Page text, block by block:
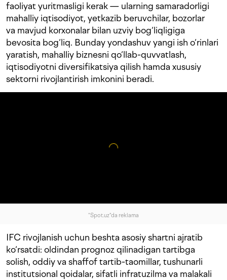
faoliyat yuritmasligi kerak — ularning samaradorligi
mahalliy iqtisodiyot, yetkazib beruvchilar, bozorlar
va mavjud korxonalar bilan uzviy bog‘liqligiga
bevosita bog‘liq. Bunday yondashuv yangi ish o‘rinlari
yaratish, mahalliy biznesni qo‘llab-quvvatlash,
iqtisodiyotni diversifikatsiya qilish hamda xususiy
sektorni rivojlantirish imkonini beradi.
"Spot.uz"da reklama
IFC rivojlanish uchun beshta asosiy shartni ajratib
ko‘rsatdi: oldindan prognoz qilinadigan tartibga
solish, oddiy va shaffof tartib-taomillar, tushunarli
institutsional qoidalar, sifatli infratuzilma va malakali